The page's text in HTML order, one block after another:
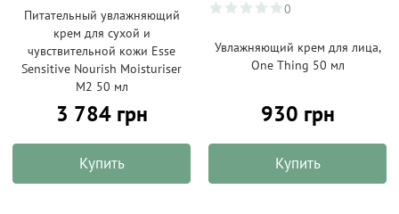
Питательный увлажняющий
крем для сухой и
чувствительной кожи Esse
Sensitive Nourish Moisturiser
M2 50 мл
3 784 грн
Купить
0
Увлажняющий крем для лица,
One Thing 50 мл
930 грн
Купить